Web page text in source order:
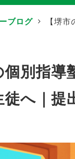
ブログ 【堺
個別指
徒へ｜提